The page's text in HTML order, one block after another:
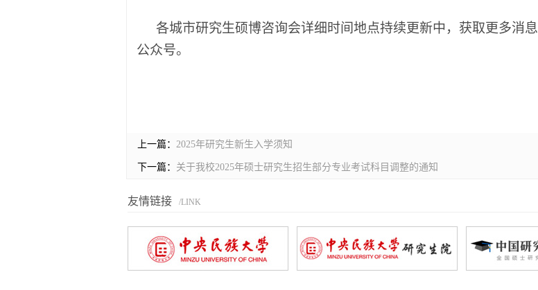
各城市研究生硕博咨询会详细时间地点持续更新中，获取更多消息
公众号。
上一篇： 2025年研究生新生入学须知
下一篇： 关于我校2025年硕士研究生招生部分专业考试科目调整的通知
友情链接 /LINK